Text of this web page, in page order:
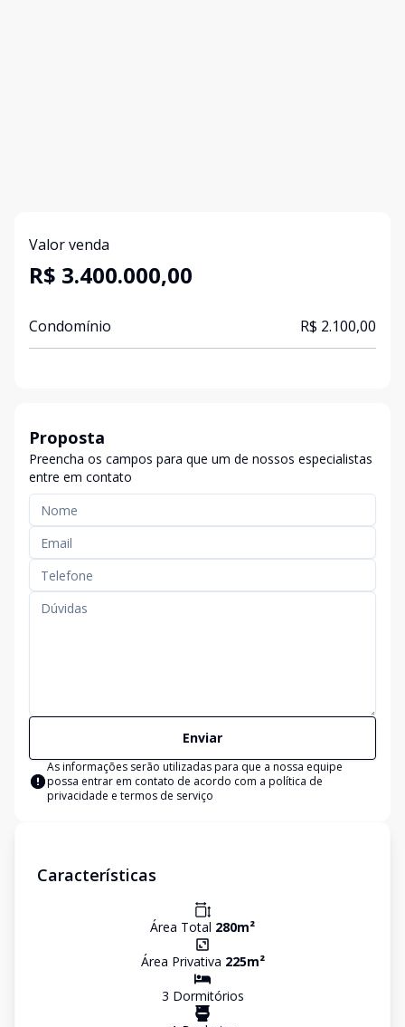
Valor venda
R$ 3.400.000,00
Condomínio R$ 2.100,00
Proposta
Preencha os campos para que um de nossos especialistas
entre em contato
Enviar
As informações serão utilizadas para que a nossa equipe
possa entrar em contato de acordo com a política de
privacidade e termos de serviço
Características
Área Total 280m²
Área Privativa 225m²
3 Dormitórios